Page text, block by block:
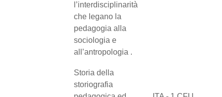
l’interdisciplinarità
che legano la
pedagogia alla
sociologia e
all’antropologia .
Storia della
storiografia